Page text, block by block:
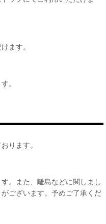
ます。
。
ります。
。また、離島などに関しまし
ございます。予めご了承くだ